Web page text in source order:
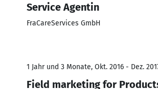
Service Agentin
FraCareServices GmbH
1 Jahr und 3 Monate, Okt. 2016 - Dez.
Field marketing for